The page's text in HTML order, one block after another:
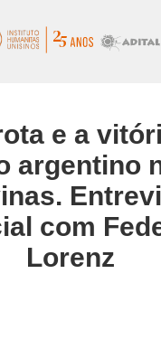
e a
argentino
com
Lorenz